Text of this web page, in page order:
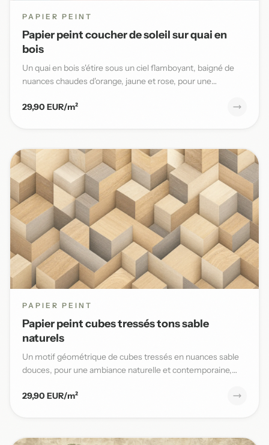
PAPIER PEINT
Papier peint coucher de soleil sur quai en
bois
Un quai en bois s'étire sous un ciel flamboyant, baigné de
nuances chaudes d'orange, jaune et rose, pour une
29,90 EUR/m²
PAPIER PEINT
Papier peint cubes tressés tons sable
naturels
Un motif géométrique de cubes tressés en nuances sable
douces, pour une ambiance naturelle et contemporaine,
29,90 EUR/m²